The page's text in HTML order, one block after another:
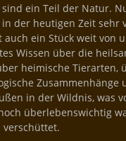
ein Teil der Natur.
der heutigen Zeit sehr
ein Stück weit von
Wissen über die
heimische Tierarten,
Zusammenhänge
in der Wildnis, was
überlebenswichtig
verschüttet.